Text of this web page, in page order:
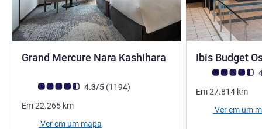
Grand Mercure Nara Kashihara 5 estrelas
Nota clientes Avis (Classificação ALL)
4.3/5 (1194comentários
)
Em22.265 km
Ver em um mapa
Ibis Budget
Nota clientes
Em27.814 km
Ver em um